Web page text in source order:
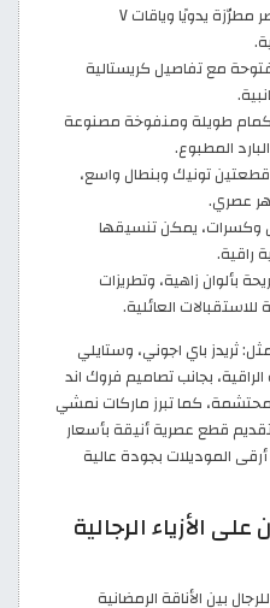
قفاطين مزوّدة بأحزمة خصر مطرّزة يدويًا وياقات V
مع تفاصيل كريستالية
طويلة ومنفوخة مصنوعة
المطبوع.
تونيك وبنطال واسع،
عصري.
وكسرات، يمكن تنسيقها
راقية.
بألوان زاهية، وتطريزات
العائلية.
ثريدز باي اجوني، وستايلي
بجانب تصاميم فروك اند
محتشمة، كما تبرز ماركات نمشي
قطع عصرية أنيقة بأسعار
الموديلات بجودة عالية
الأزياء الرجالية
تجمع عروض نمشي رمضان 2026 للرجال بين الأناقة الرمضانية